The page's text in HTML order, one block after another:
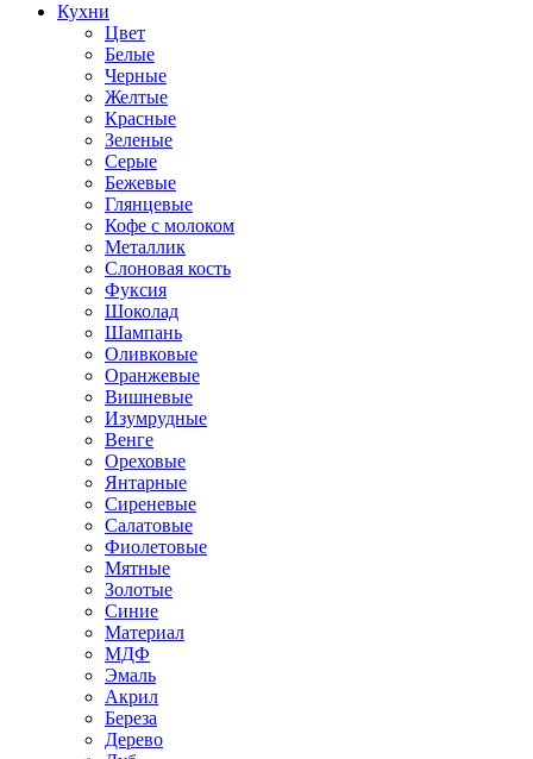
Кухни
Цвет
Белые
Черные
Желтые
Красные
Зеленые
Серые
Бежевые
Глянцевые
Кофе с молоком
Металлик
Слоновая кость
Фуксия
Шоколад
Шампань
Оливковые
Оранжевые
Вишневые
Изумрудные
Венге
Ореховые
Янтарные
Сиреневые
Салатовые
Фиолетовые
Мятные
Золотые
Синие
Материал
МДФ
Эмаль
Акрил
Береза
Дерево